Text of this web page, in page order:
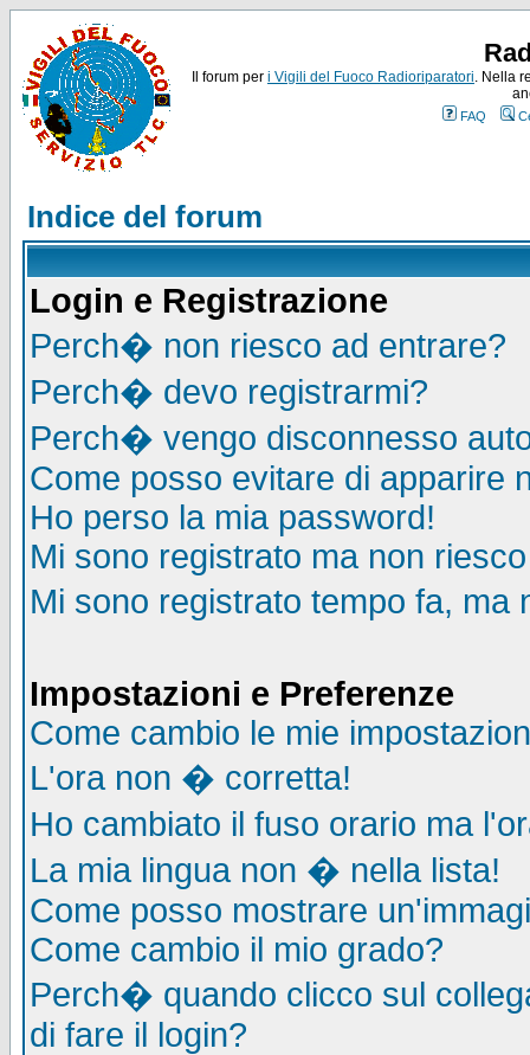
Il forum per i Vigili del Fuoco Radioriparatori. Nella
FAQ
Indice del forum
Login e Registrazione
Perch� non riesco ad entrare?
Perch� devo registrarmi?
Perch� vengo disconnesso
Come posso evitare di apparire
Ho perso la mia password!
Mi sono registrato ma non
Mi sono registrato tempo fa,
Impostazioni e Preferenze
Come cambio le mie
L'ora non � corretta!
Ho cambiato il fuso orario ma
La mia lingua non � nella lista!
Come posso mostrare
Come cambio il mio grado?
Perch� quando clicco sul
di fare il login?